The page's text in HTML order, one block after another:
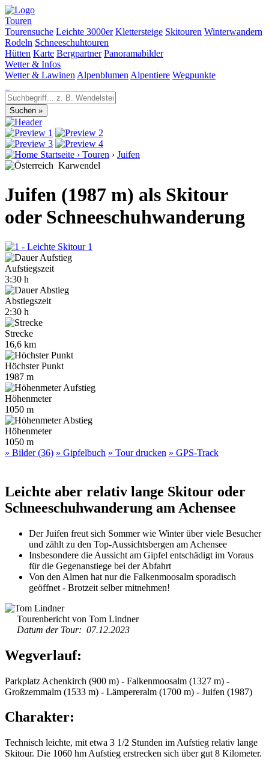
Touren
Tourensuche Leichte 3000er Klettersteige Skitouren Winterwandern
Rodeln Schneeschuhtouren
Hütten Karte Bergpartner Panoramabilder
Wetter & Infos
Wetter & Lawinen Alpenblumen Alpentiere Wegpunkte
Startseite › Touren › Juifen
Karwendel
Juifen (1987 m) als Skitour
oder Schneeschuhwanderung
1
Aufstiegszeit
3:30 h
Abstiegszeit
2:30 h
Strecke
16,6 km
Höchster Punkt
1987 m
Höhenmeter
1050 m
Höhenmeter
1050 m
» Bilder (36) » Gipfelbuch » Tour drucken » GPS-Track
Leichte aber relativ lange Skitour oder
Schneeschuhwanderung am Achensee
Der Juifen freut sich Sommer wie Winter über viele Besucher
und zählt zu den Top-Aussichtsbergen am Achensee
Insbesondere die Aussicht am Gipfel entschädigt im Voraus
für die Gegenanstiege bei der Abfahrt
Von den Almen hat nur die Falkenmoosalm sporadisch
geöffnet - Brotzeit selber mitnehmen!
Tourenbericht von Tom Lindner
Datum der Tour: 07.12.2023
Wegverlauf:
Parkplatz Achenkirch (900 m) - Falkenmoosalm (1327 m) -
Großzemmalm (1533 m) - Lämpereralm (1700 m) - Juifen (1987)
Charakter:
Technisch leichte, mit etwa 3 1/2 Stunden im Aufstieg relativ lange
Skitour. Die 1060 hm Aufstieg erstrecken sich über gut 8 Kilometer.